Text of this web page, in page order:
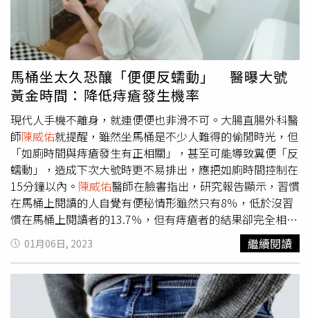
肉少菜、肥胖、有大腸癌家族史、超過50歲、缺乏體力活
動、吸菸和中度至重度飲酒者等具有高風險的族群更要特別
留意，務必要留心腸道出現異常的警訊。
也強調，儘
管治療大腸癌的技術日益進步，但若腫瘤的位置太深處，沒
有做糞便潛血或大腸鏡檢查，症狀會較不明顯，等到晚期才
發現的時候便會增加治癒的難度。另外也建議，高風險族群
定期做大腸鏡檢查，有發現腸道瘜肉就立刻切除，一般民眾
亦需要留意身體的變化，若有相關腸胃道不適、特別是排便
狀態的異常要盡早就醫。
馬桶坐太久恐釀「便便反蠕動」 醫曝大號
黃金時間：降低痔瘡發生機率
現代人手機不離身，就連便便也非滑不可。大腸直腸外科醫
師陳威佑就提醒，雖然坐馬桶是不少人難得的偷閒時光，但
「如廁時間與痔瘡發生有正相關」，甚至可能導致糞便「反
蠕動」，造成下次大號時更不易排出，應把如廁時間控制在
15分鐘以內。 陳威佑醫師在臉書指出，研究報告顯示，習慣
在馬桶上閱讀的人自覺有便秘情形雖然只有8％，低於沒習
慣在馬桶上閱讀者的13.7％，但有痔瘡者的結果卻完全相
反，來到23.6％比18.2％。且另項研究也發現，如廁時間長
短與痔瘡的發生有正相關性。他進一步指出，如廁時閱讀的
放鬆感，推測能讓人更容易醞釀便意，進而讓排便更順暢，
但久坐在硬的馬桶穿上，也會令「直腸或肛門靜脈產生壓
力」更容易罹患痔瘡。匹茲堡大學的專業醫學博士曾表示，
01月06日, 2023 繼續閱讀